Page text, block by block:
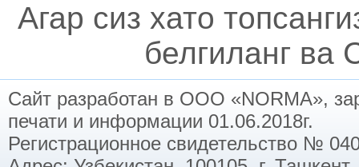
Агар сиз хато
белгиланг ва
Сайт разработан в ООО «NORMA»,
печати и информации 01.06.2018г.
Регистрационное свидетельство №